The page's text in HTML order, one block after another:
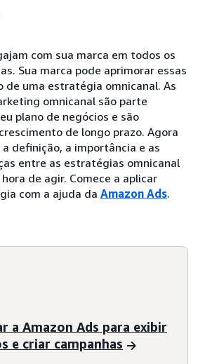
com sua marca em todos os
Sua marca pode aprimorar essas
de uma estratégia omnicanal. As
omnicanal são parte
plano de negócios e são
de longo prazo. Agora
definição, a importância e as
entre as estratégias omnicanal
de agir. Comece a aplicar
com a ajuda da Amazon Ads.
a Amazon Ads para exibir
e criar campanhas